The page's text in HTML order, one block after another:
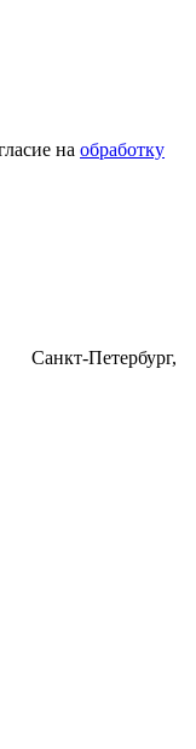
на обработку
Санкт-Петербург,